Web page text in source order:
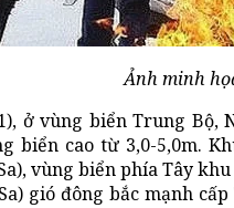
Ảnh minh
ở vùng biển Trung Bộ,
biển cao từ 3,0-5,0m.
vùng biển phía Tây
gió đông bắc mạnh